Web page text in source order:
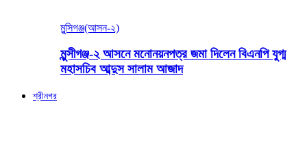
মুন্সিগঞ্জ(আসন-২)
মুন্সীগঞ্জ-২ আসনে মনোনয়নপত্র জমা দিলেন বিএনপি যুগ্ম
মহাসচিব আব্দুস সালাম আজাদ
শ্রীনগর